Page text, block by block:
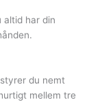
altid har din
styrer du nemt
mellem tre